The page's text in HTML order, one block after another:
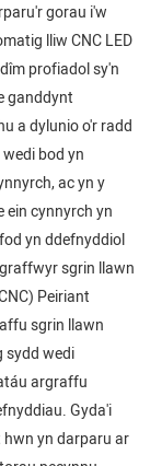
gorau i'w
lliw CNC LED
profiadol sy'n
ganddynt
a dylunio o'r radd
bod yn
ac yn y
ein cynnyrch yn
yn ddefnyddiol
sgrin llawn
Peiriant
sgrin llawn
sydd wedi
argraffu
Gyda'i
hwn yn darparu ar